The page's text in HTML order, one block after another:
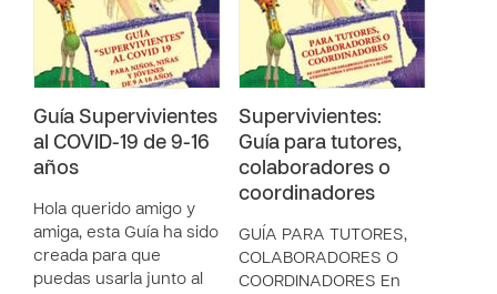
Guía Supervivientes
al COVID-19 de 9-16
años
Hola querido amigo y
amiga, esta Guía ha sido
creada para que
puedas usarla junto al
Supervivientes:
Guía para tutores,
colaboradores o
coordinadores
GUÍA PARA TUTORES,
COLABORADORES O
COORDINADORES En